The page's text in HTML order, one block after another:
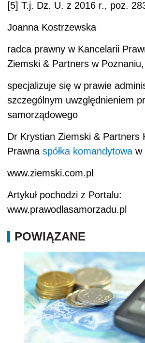
[5] T.j. Dz. U. z 2016 r., poz.
Joanna Kostrzewska
radca prawny w Kancelarii
Ziemski & Partners w Poznaniu,
specjalizuje się w prawie
szczególnym uwzględnieniem
samorządowego
Dr Krystian Ziemski & Partners
Prawna spółka komandytowa w
www.ziemski.com.pl
Artykuł pochodzi z Portalu:
www.prawodlasamorzadu.pl
POWIĄZANE